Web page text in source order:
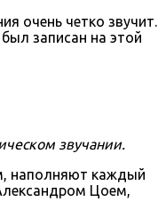
очень четко звучит.
записан на этой
звучании.
наполняют каждый
Цоем,